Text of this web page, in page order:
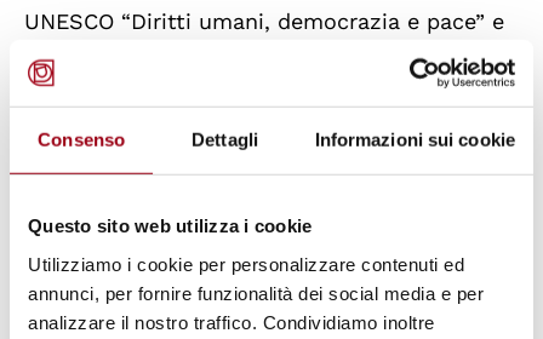
Consenso Dettagli Informazioni sui cookie
Questo sito web utilizza i cookie
Utilizziamo i cookie per personalizzare contenuti ed
annunci, per fornire funzionalità dei social media e per
analizzare il nostro traffico. Condividiamo inoltre
UNESCO “Diritti umani, democrazia e pace” e
dal Centro di Ateneo per i Diritti Umani
“Antonio Papisca” dell’Università di Padova
insieme con la Rete delle Cattedre Unesco
Italiane (ReCUI), la Commissione Nazionale
internazionale per l’educazione che ispira la
pace di Sanremo.